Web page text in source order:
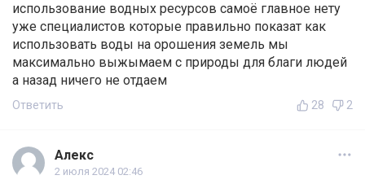
использование водных ресурсов самоё главное нету
уже специалистов которые правильно показат как
использовать воды на орошения земель мы
максимально выжымаем с природы для благи людей
а назад ничего не отдаем
Ответить 28 2
Алекс
2 июля 2024 02:46